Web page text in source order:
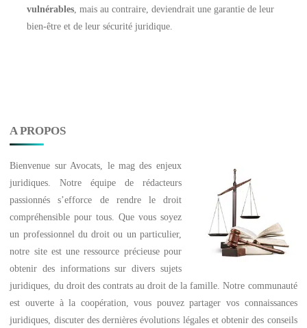
vulnérables, mais au contraire, deviendrait une garantie de leur
bien-être et de leur sécurité juridique.
A PROPOS
Bienvenue sur Avocats , le mag des enjeux
juridiques. Notre équipe de rédacteurs
passionnés s’efforce de rendre le droit
compréhensible pour tous. Que vous soyez
un professionnel du droit ou un particulier,
notre site est une ressource précieuse pour
obtenir des informations sur divers sujets
juridiques, du droit des contrats au droit de la famille. Notre communauté
est ouverte à la coopération, vous pouvez partager vos connaissances
juridiques, discuter des dernières évolutions légales et obtenir des conseils